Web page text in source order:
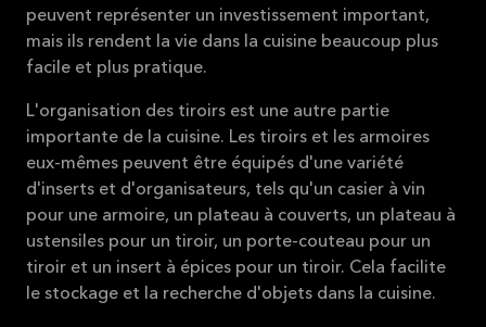
peuvent représenter un investissement important,
mais ils rendent la vie dans la cuisine beaucoup plus
facile et plus pratique.
L'organisation des tiroirs est une autre partie
importante de la cuisine. Les tiroirs et les armoires
eux-mêmes peuvent être équipés d'une variété
d'inserts et d'organisateurs, tels qu'un casier à vin
pour une armoire, un plateau à couverts, un plateau à
ustensiles pour un tiroir, un porte-couteau pour un
tiroir et un insert à épices pour un tiroir. Cela facilite
le stockage et la recherche d'objets dans la cuisine.